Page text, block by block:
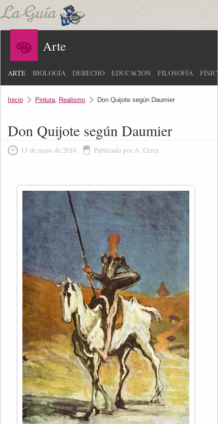
Arte
ARTE BIOLOGÍA DERECHO EDUCACIÓN FILOSOFÍA
Inicio Pintura, Realismo Don Quijote según Daumier
Don Quijote según Daumier
13 de mayo de 2016 Publicado por A. Cerra